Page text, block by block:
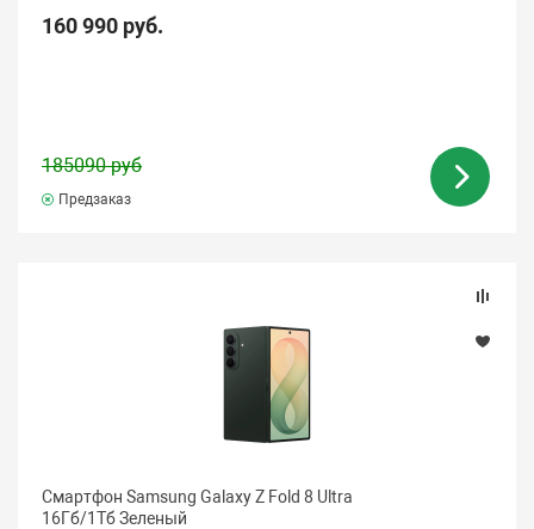
160 990 руб.
185090 руб
Предзаказ
Смартфон Samsung Galaxy Z Fold 8 Ultra
16Гб/1Tб Зеленый